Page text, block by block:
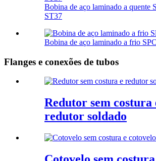
Bobina de aço laminado a quente
ST37
Bobina de aço laminado a frio
Flanges e conexões de tubos
Redutor sem costura
redutor soldado